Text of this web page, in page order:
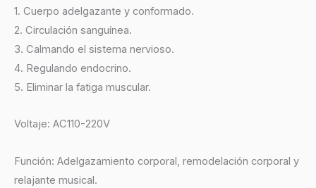
1. Cuerpo adelgazante y conformado.
2. Circulación sanguínea.
3. Calmando el sistema nervioso.
4. Regulando endocrino.
5. Eliminar la fatiga muscular.
Voltaje: AC110-220V
Función: Adelgazamiento corporal, remodelación corporal y
relajante musical.